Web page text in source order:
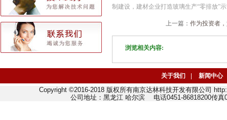
制建设，建材企业打造玻璃生产“零排放”
上一篇： 作为投资者
浏览相关内容:
关于我们 新闻中心
Copyright ©2016-2018 版权所有南京达林科技开发有限公司
公司地址：黑龙江 哈尔滨 电话0451-86818200传